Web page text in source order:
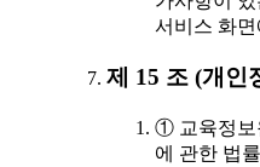
서비스 화
제 15 조 (개인
① 교육정보
에 관한 법